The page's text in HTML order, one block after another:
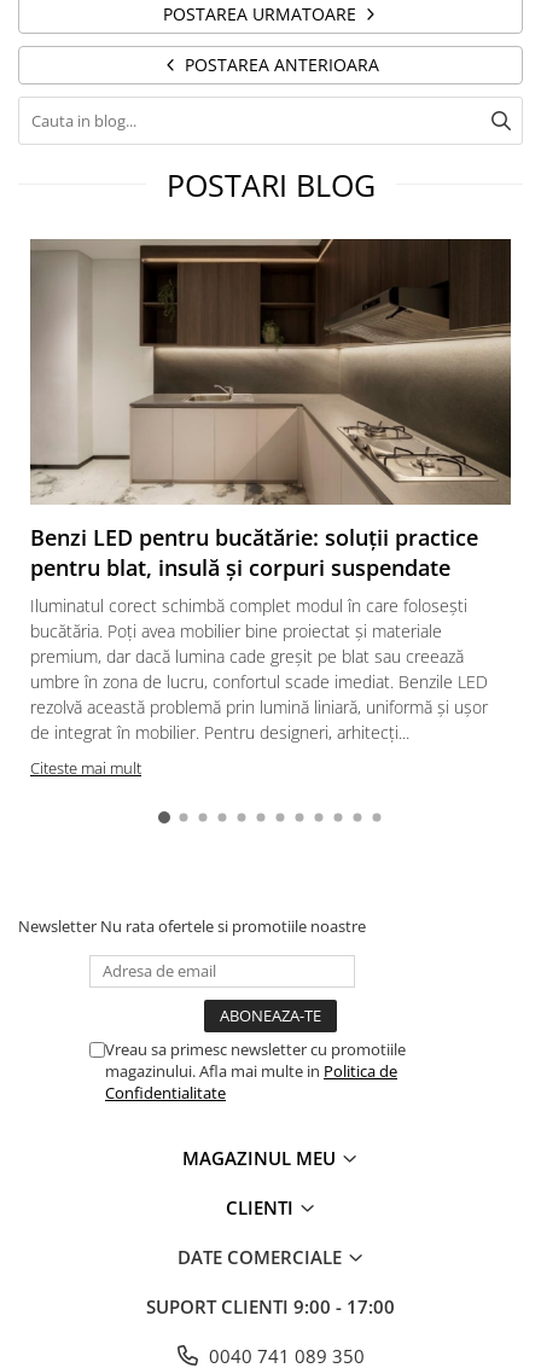
POSTAREA URMATOARE
POSTAREA ANTERIOARA
POSTARI BLOG
Benzi LED pentru bucătărie: soluții practice
pentru blat, insulă și corpuri suspendate
Iluminatul corect schimbă complet modul în care folosești
bucătăria. Poți avea mobilier bine proiectat și materiale
premium, dar dacă lumina cade greșit pe blat sau creează
umbre în zona de lucru, confortul scade imediat. Benzile LED
rezolvă această problemă prin lumină liniară, uniformă și ușor
de integrat în mobilier. Pentru designeri, arhitecți...
Citeste mai mult
Newsletter Nu rata ofertele si promotiile noastre
Vreau sa primesc newsletter cu promotiile
magazinului. Afla mai multe in Politica de
Confidentialitate
MAGAZINUL MEU
CLIENTI
DATE COMERCIALE
SUPORT CLIENTI 9:00 - 17:00
0040 741 089 350